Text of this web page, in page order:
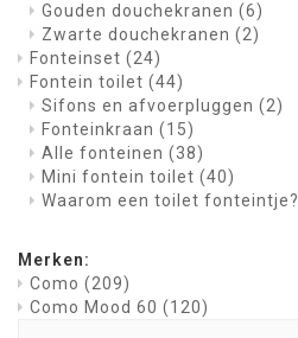
Gouden douchekranen (6)
Zwarte douchekranen (2)
Fonteinset (24)
Fontein toilet (44)
Sifons en afvoerpluggen (2)
Fonteinkraan (15)
Alle fonteinen (38)
Mini fontein toilet (40)
Waarom een toilet fonteintje?
Merken:
Como (209)
Como Mood 60 (120)